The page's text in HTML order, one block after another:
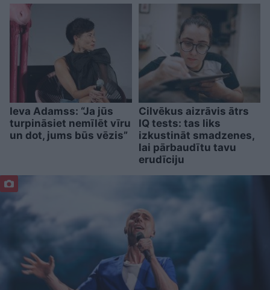
Ieva Adamss: “Ja jūs
turpināsiet nemīlēt vīru
un dot, jums būs vēzis”
Cilvēkus aizrāvis ātrs
IQ tests: tas liks
izkustināt smadzenes,
lai pārbaudītu tavu
erudīciju